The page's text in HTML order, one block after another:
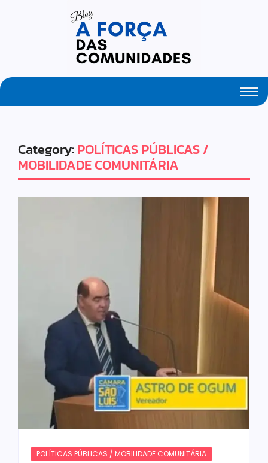
Fresh Articles Every Day
Category:POLÍTICAS PÚBLICAS /
MOBILIDADE COMUNITÁRIA
POLÍTICAS PÚBLICAS / MOBILIDADE COMUNITÁRIA